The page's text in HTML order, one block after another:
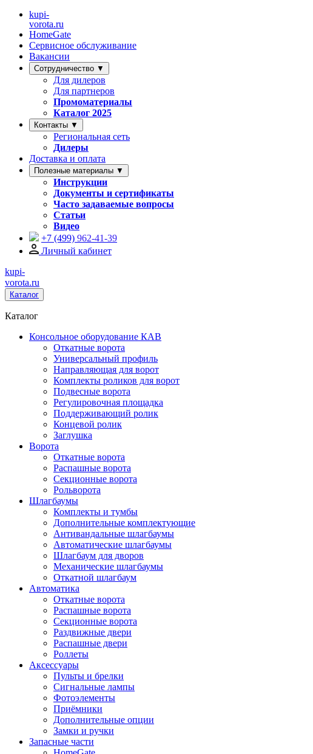
kupi-
vorota.ru
HomeGate
Сервисное обслуживание
Вакансии
Сотрудничество ▼
Для дилеров
Для партнеров
Промоматериалы
Каталог 2025
Контакты ▼
Региональная сеть
Дилеры
Доставка и оплата
Полезные материалы ▼
Инструкции
Документы и сертификаты
Часто задаваемые вопросы
Статьи
Видео
+7 (499) 962-41-39
Личный кабинет
kupi-
vorota.ru
Каталог
Каталог
Консольное оборудование КАВ
Откатные ворота
Универсальный профиль
Направляющая для ворот
Комплекты роликов для ворот
Подвесные ворота
Регулировочная площадка
Поддерживающий ролик
Концевой ролик
Заглушка
Ворота
Откатные ворота
Распашные ворота
Секционные ворота
Рольворота
Шлагбаумы
Комплекты и тумбы
Дополнительные комплектующие
Антивандальные шлагбаумы
Автоматические шлагбаумы
Шлагбаум для дворов
Механические шлагбаумы
Откатной шлагбаум
Автоматика
Откатные ворота
Распашные ворота
Секционные ворота
Раздвижные двери
Распашные двери
Роллеты
Аксессуары
Пульты и брелки
Сигнальные лампы
Фотоэлементы
Приёмники
Дополнительные опции
Замки и ручки
Запасные части